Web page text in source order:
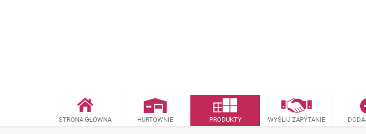
STRONA GŁÓWNA HURTOWNIE PRODUKTY WYŚLIJ ZAPYTANIE